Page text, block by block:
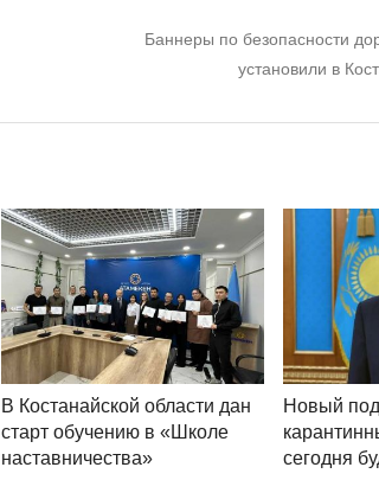
Следующий пост:
Баннеры по безопасности
установили в
В Костанайской области дан
старт обучению в «Школе
наставничества»
Новый
сегодня